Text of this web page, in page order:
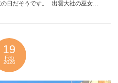
の日だそうです。 出雲大社の巫女…
19
Feb
2026